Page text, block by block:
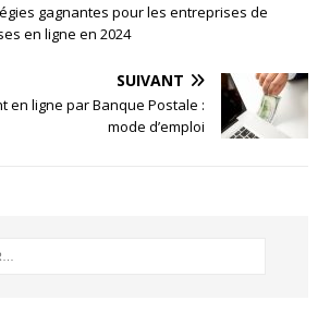
gagnantes pour les entreprises de
en ligne en 2024
SUIVANT
en ligne par Banque Postale :
mode d’emploi